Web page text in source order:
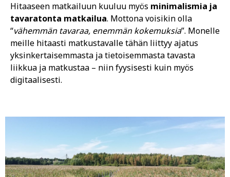
Hitaaseen matkailuun kuuluu myös minimalismia ja
tavaratonta matkailua. Mottona voisikin olla
“vähemmän tavaraa, enemmän kokemuksia”. Monelle
meille hitaasti matkustavalle tähän liittyy ajatus
yksinkertaisemmasta ja tietoisemmasta tavasta
liikkua ja matkustaa – niin fyysisesti kuin myös
digitaalisesti.